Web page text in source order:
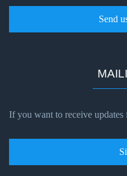
Prophet
Salvation
Send
If you want to receive